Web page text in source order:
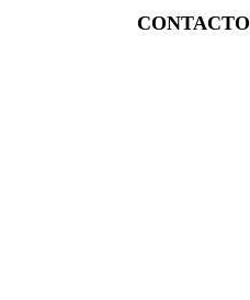
CONTACTO